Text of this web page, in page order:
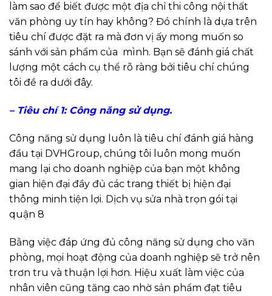
làm sao để biết được một địa chỉ thi công nội thất
văn phòng uy tín hay không? Đó chính là dựa trên
tiêu chí được đặt ra mà đơn vị ấy mong muốn so
sánh với sản phẩm của mình. Bạn sẽ đánh giá chất
lượng một cách cụ thể rõ ràng bởi tiêu chí chúng
tôi đề ra dưới đây.
– Tiêu chí 1: Công năng sử dụng.
Công năng sử dụng luôn là tiêu chí đánh giá hàng
đầu tại DVHGroup, chúng tôi luôn mong muốn
mang lại cho doanh nghiệp của bạn một không
gian hiện đại đầy đủ các trang thiết bị hiện đại
thông minh tiện lợi. Dịch vụ sửa nhà trọn gói tại
quận 8
Bằng việc đáp ứng đủ công năng sử dụng cho văn
phòng, mọi hoạt động của doanh nghiệp sẽ trở nên
trơn tru và thuận lợi hơn. Hiệu xuất làm việc của
nhân viên cũng tăng cao nhờ sản phẩm đạt tiêu